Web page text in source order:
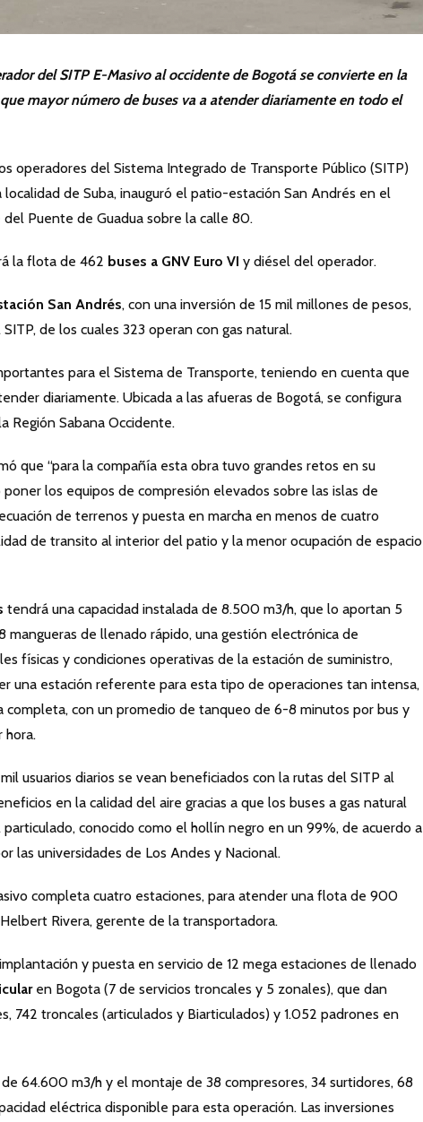
del SITP E-Masivo al occidente de Bogotá se convierte en la
mayor número de buses va a atender diariamente en todo el
operadores del Sistema Integrado de Transporte Público (SITP)
de Suba, inauguró el patio-estación San Andrés en el
Puente de Guadua sobre la calle 80.
la flota de 462 buses a GNV Euro VI y diésel del operador.
San Andrés, con una inversión de 15 mil millones de pesos,
de los cuales 323 operan con gas natural.
para el Sistema de Transporte, teniendo en cuenta que
diariamente. Ubicada a las afueras de Bogotá, se configura
Región Sabana Occidente.
que “para la compañía esta obra tuvo grandes retos en su
los equipos de compresión elevados sobre las islas de
de terrenos y puesta en marcha en menos de cuatro
de transito al interior del patio y la menor ocupación de espacio
tendrá una capacidad instalada de 8.500 m3/h, que lo aportan 5
de llenado rápido, una gestión electrónica de
físicas y condiciones operativas de la estación de suministro,
una estación referente para esta tipo de operaciones tan intensa,
completa, con un promedio de tanqueo de 6-8 minutos por bus y
hora.
usuarios diarios se vean beneficiados con la rutas del SITP al
en la calidad del aire gracias a que los buses a gas natural
conocido como el hollín negro en un 99%, de acuerdo a
las universidades de Los Andes y Nacional.
completa cuatro estaciones, para atender una flota de 900
Rivera, gerente de la transportadora.
y puesta en servicio de 12 mega estaciones de llenado
en Bogota (7 de servicios troncales y 5 zonales), que dan
742 troncales (articulados y Biarticulados) y 1.052 padrones en
64.600 m3/h y el montaje de 38 compresores, 34 surtidores, 68
eléctrica disponible para esta operación. Las inversiones